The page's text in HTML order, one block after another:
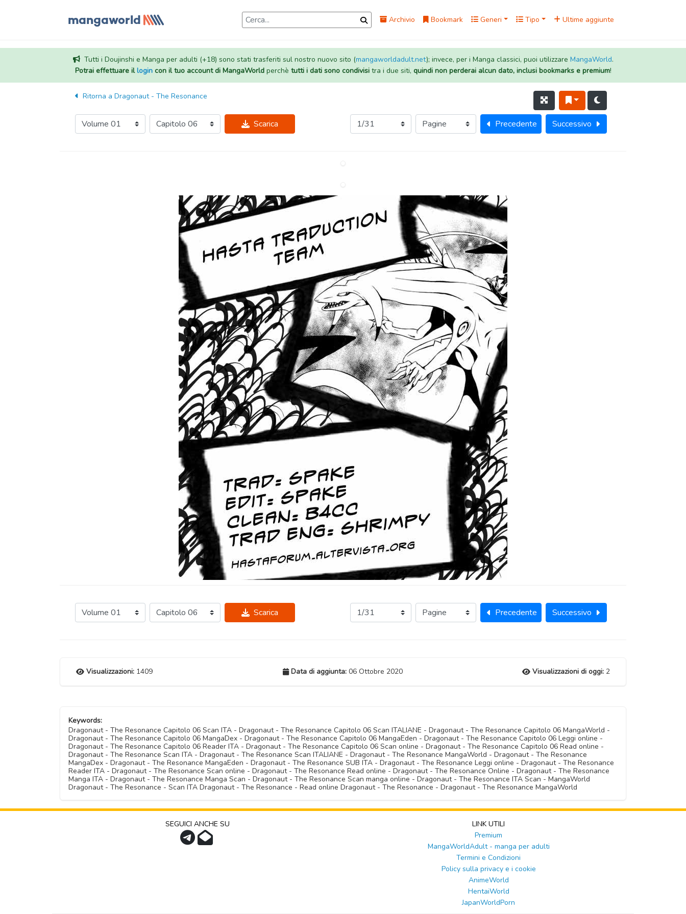
Archivio Bookmark Generi Tipo Ultime aggiunte
Tutti i Doujinshi e Manga per adulti (+18) sono stati trasferiti sul nostro nuovo sito (mangaworldadult.net); invece, per i Manga classici, puoi utilizzare MangaWorld.
Potrai effettuare illogincon il tuo account di MangaWorldperchè tutti i dati sono condivisitra i due siti, quindi non perderai alcun dato, inclusi bookmarks e premium!
Ritorna a Dragonaut - The Resonance
Scarica Precedente Successivo
Scarica Precedente Successivo
Visualizzazioni: 1409 Data di aggiunta: 06 Ottobre 2020 Visualizzazioni di oggi:2
Keywords:
Dragonaut - The Resonance Capitolo 06 Scan ITA - Dragonaut - The Resonance Capitolo 06 Scan ITALIANE - Dragonaut - The Resonance Capitolo 06 MangaWorld -
Dragonaut - The Resonance Capitolo 06 MangaDex - Dragonaut - The Resonance Capitolo 06 MangaEden - Dragonaut - The Resonance Capitolo 06 Leggi online -
Dragonaut - The Resonance Capitolo 06 Reader ITA - Dragonaut - The Resonance Capitolo 06 Scan online - Dragonaut - The Resonance Capitolo 06 Read online -
Dragonaut - The Resonance Scan ITA - Dragonaut - The Resonance Scan ITALIANE - Dragonaut - The Resonance MangaWorld - Dragonaut - The Resonance
MangaDex - Dragonaut - The Resonance MangaEden - Dragonaut - The Resonance SUB ITA - Dragonaut - The Resonance Leggi online - Dragonaut - The Resonance
Reader ITA - Dragonaut - The Resonance Scan online - Dragonaut - The Resonance Read online - Dragonaut - The Resonance Online - Dragonaut - The Resonance
Manga ITA - Dragonaut - The Resonance Manga Scan - Dragonaut - The Resonance Scan manga online - Dragonaut - The Resonance ITA Scan - MangaWorld
Dragonaut - The Resonance - Scan ITA Dragonaut - The Resonance - Read online Dragonaut - The Resonance - Dragonaut - The Resonance MangaWorld
SEGUICI ANCHE SU
LINK UTILI
Premium
MangaWorldAdult - manga per adulti
Termini e Condizioni
Policy sulla privacy e i cookie
AnimeWorld
HentaiWorld
JapanWorldPorn